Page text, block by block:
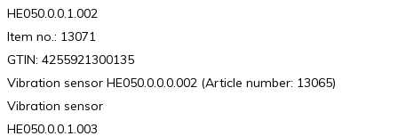
HE050.0.0.1.002
Item no.: 13071
GTIN: 4255921300135
Vibration sensor HE050.0.0.0.002 (Article number: 13065)
Vibration sensor
HE050.0.0.1.003